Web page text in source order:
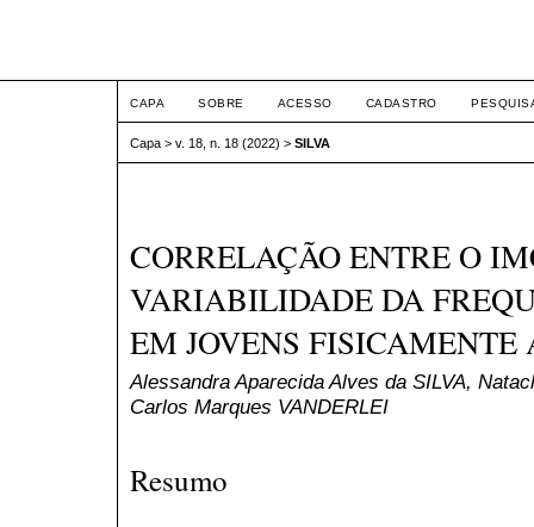
CAPA SOBRE ACESSO CADASTRO
Capa > v. 18, n. 18 (2022) > SILVA
CORRELAÇÃO ENTRE O
VARIABILIDADE DA
EM JOVENS FISICAMENTE
Alessandra Aparecida Alves da SILVA,
Carlos Marques VANDERLEI
Resumo